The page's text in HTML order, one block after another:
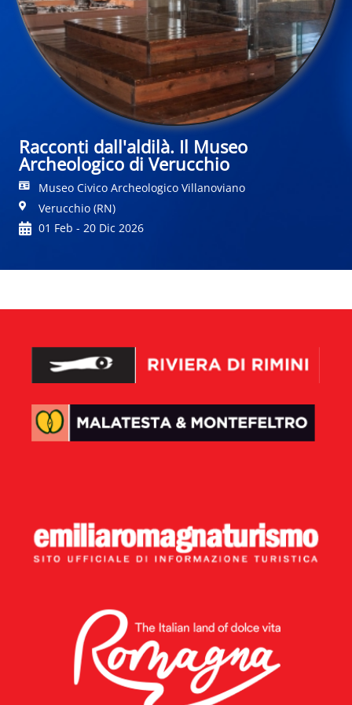
Racconti dall'aldilà. Il Museo
Archeologico di Verucchio
Museo Civico Archeologico Villanoviano
Verucchio (RN)
01 Feb - 20 Dic 2026